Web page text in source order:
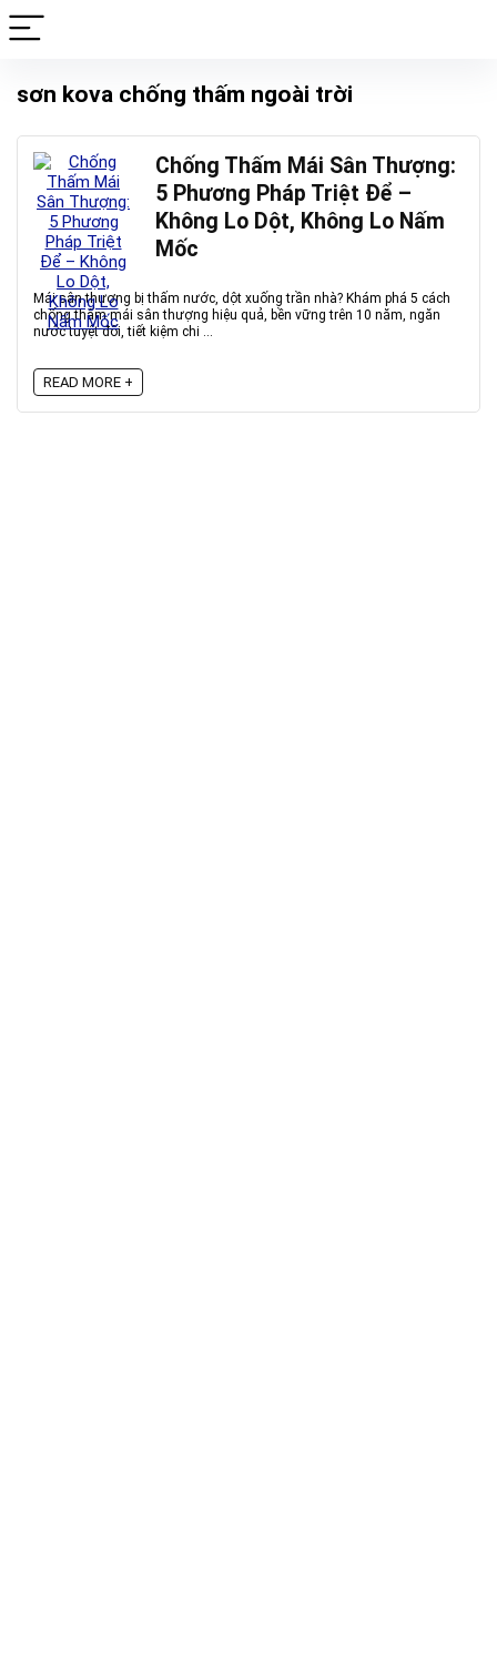
sơn kova chống thấm ngoài trời
Chống Thấm Mái Sân Thượng:
5 Phương Pháp Triệt Để –
Không Lo Dột, Không Lo Nấm
Mốc
Mái sân thượng bị thấm nước, dột xuống trần nhà? Khám phá 5 cách
chống thấm mái sân thượng hiệu quả, bền vững trên 10 năm, ngăn
nước tuyệt đối, tiết kiệm chi ...
READ MORE +